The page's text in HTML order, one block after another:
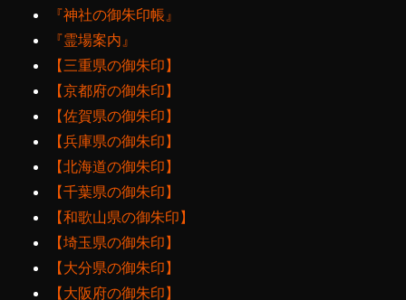
『神社の御朱印帳』
『霊場案内』
【三重県の御朱印】
【京都府の御朱印】
【佐賀県の御朱印】
【兵庫県の御朱印】
【北海道の御朱印】
【千葉県の御朱印】
【和歌山県の御朱印】
【埼玉県の御朱印】
【大分県の御朱印】
【大阪府の御朱印】